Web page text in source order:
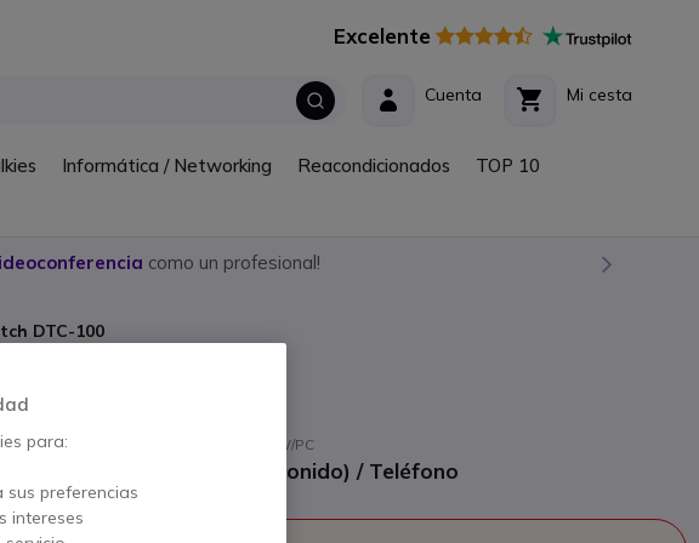
Excelente
Mi cesta
Cuenta
Informática / Networking Reacondicionados TOP 10
como un profesional!
DTC-100
DTC-100
ASSWPC // Ref. fabricante: DTC-100W/PC
- switch PC (tarjeta de sonido) / Teléfono
para:
preferencias
intereses